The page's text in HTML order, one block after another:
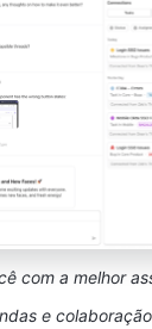
com a melhor
e